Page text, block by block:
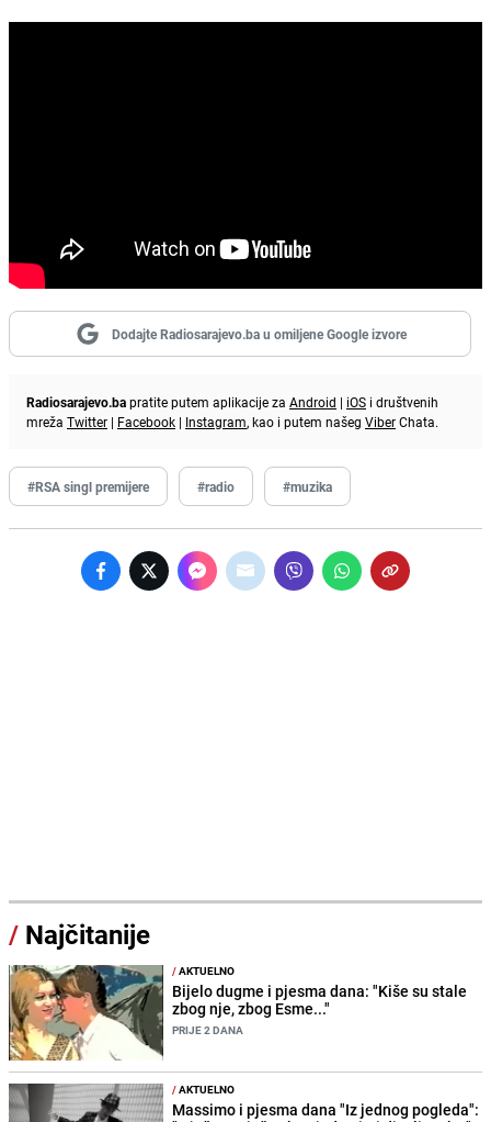
Dodajte Radiosarajevo.ba u omiljene Google izvore
Radiosarajevo.bapratite putem aplikacije za Android | iOS i društvenih
mreža Twitter | Facebook | Instagram, kao i putem našeg ViberChata.
#RSA singl premijere #radio #muzika
/ Najčitanije
/AKTUELNO
Bijelo dugme i pjesma dana: "Kiše su stale
zbog nje, zbog Esme..."
PRIJE 2 DANA
/AKTUELNO
Massimo i pjesma dana "Iz jednog pogleda":